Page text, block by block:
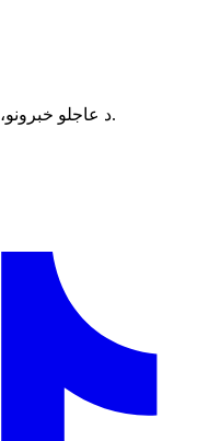
د عاجلو خبرونو، کلیپونو او تازه معلوماتو رسمي چینلونه.